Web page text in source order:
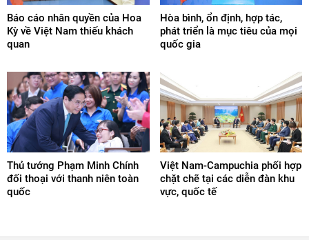
Báo cáo nhân quyền của Hoa
Kỳ về Việt Nam thiếu khách
quan
Hòa bình, ổn định, hợp tác,
phát triển là mục tiêu của mọi
quốc gia
Thủ tướng Phạm Minh Chính
đối thoại với thanh niên toàn
quốc
Việt Nam-Campuchia phối hợp
chặt chẽ tại các diễn đàn khu
vực, quốc tế